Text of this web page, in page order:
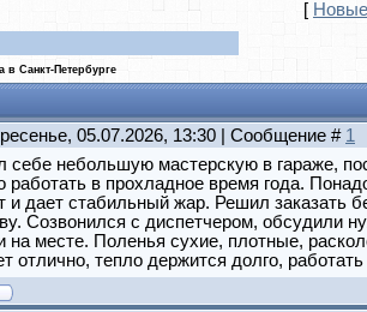
[
в Санкт-Петербурге
05.07.2026, 13:30 | Сообщение # 1
себе небольшую мастерскую в гараже,
работать в прохладное время года.
и дает стабильный жар. Решил заказать
Созвонился с диспетчером, обсудили
на месте. Поленья сухие, плотные,
отлично, тепло держится долго,